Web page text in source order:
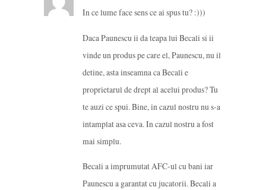
In ce lume face sens ce ai spus tu? :)))
Daca Paunescu ii da teapa lui Becali si ii
vinde un produs pe care el, Paunescu, nu il
detine, asta inseamna ca Becali e
proprietarul de drept al acelui produs? Tu
te auzi ce spui. Bine, in cazul nostru nu s-a
intamplat asa ceva. In cazul nostru a fost
mai simplu.
Becali a imprumutat AFC-ul cu bani iar
Paunescu a garantat cu jucatorii. Becali a